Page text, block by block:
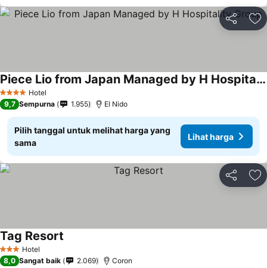
Bagikan
4 BintangHotel
Piece Lio from Japan Managed by H Hospitality Group
Lihat harga
9,7 Sempurna 1.955 El Nido
Pilih tanggal untuk melihat harga yang
sama
Lihat harga
Bagikan
3 BintangHotel
Tag Resort
8,0 Sangat baik 2.069 Coron